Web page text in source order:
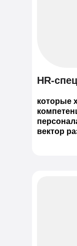
HR-
которые
вектор